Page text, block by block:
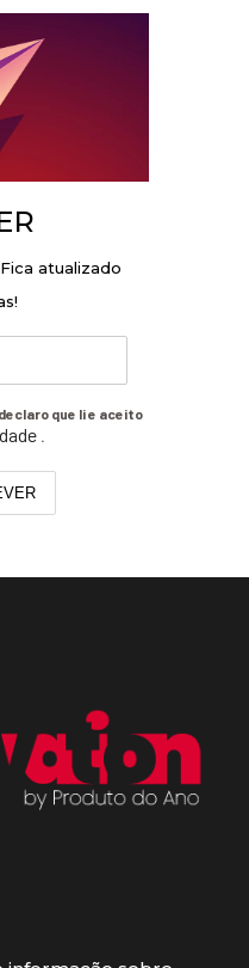
atualizado
que li e aceito